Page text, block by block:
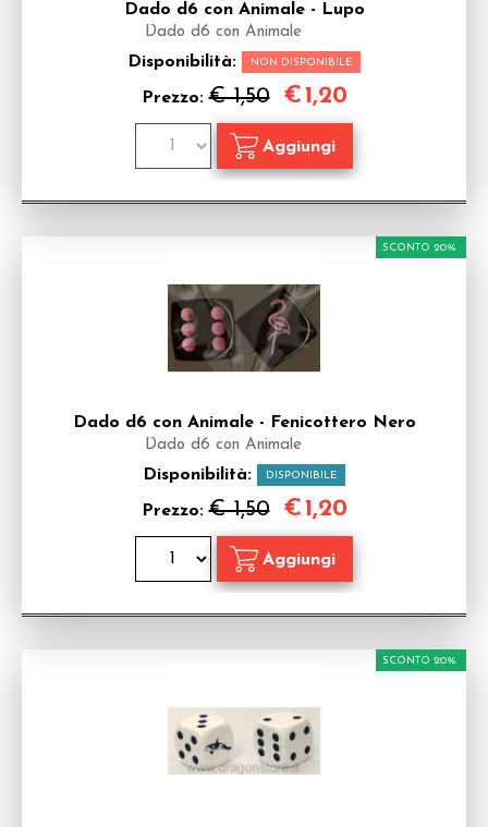
Dado d6 con Animale - Lupo
Dado d6 con Animale
Disponibilità: NON DISPONIBILE
Prezzo:€ 1,50 €1,20
Dado d6 con Animale - Fenicottero Nero
Dado d6 con Animale
Disponibilità: DISPONIBILE
Prezzo:€ 1,50
SCONTO 20%
€1,20
SCONTO 20%